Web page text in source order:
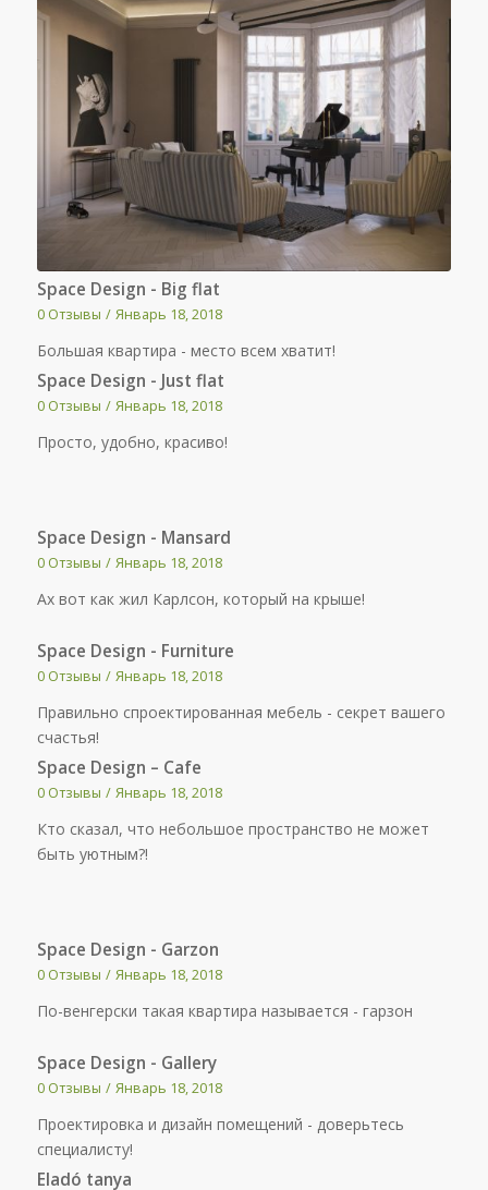
Space Design - Big flat
0 Отзывы / Январь 18, 2018
Большая квартира - место всем хватит!
Space Design - Just flat
0 Отзывы / Январь 18, 2018
Просто, удобно, красиво!
Space Design - Mansard
0 Отзывы / Январь 18, 2018
Ах вот как жил Карлсон, который на крыше!
Space Design - Furniture
0 Отзывы / Январь 18, 2018
Правильно спроектированная мебель - секрет вашего
счастья!
Space Design – Cafe
0 Отзывы / Январь 18, 2018
Кто сказал, что небольшое пространство не может
быть уютным?!
Space Design - Garzon
0 Отзывы / Январь 18, 2018
По-венгерски такая квартира называется - гарзон
Space Design - Gallery
0 Отзывы / Январь 18, 2018
Проектировка и дизайн помещений - доверьтесь
специалисту!
Eladó tanya